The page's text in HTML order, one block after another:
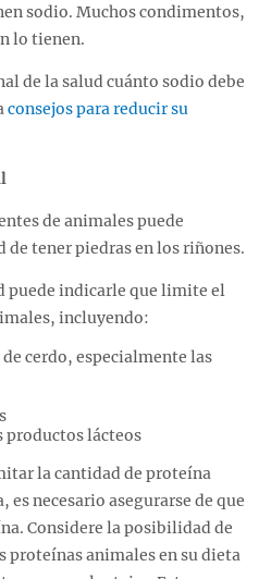
sodio. Muchos condimentos,
lo tienen.
de la salud cuánto sodio debe
consejos para reducir su
de animales puede
tener piedras en los riñones.
puede indicarle que limite el
incluyendo:
cerdo, especialmente las
productos lácteos
la cantidad de proteína
es necesario asegurarse de que
Considere la posibilidad de
proteínas animales en su dieta